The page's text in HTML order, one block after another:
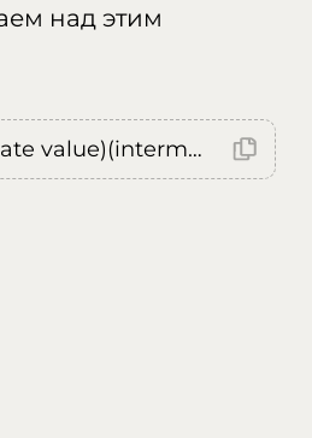
над этим
Error: (intermediate value)(intermediate value)(intermediate value).replaceAll is not a function